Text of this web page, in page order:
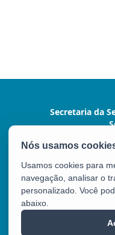
Secretaria da
Av. Marechal
CEP:
Tel.:
Usamos cookies para
navegação, analisar o
personalizado. Você
abaixo.